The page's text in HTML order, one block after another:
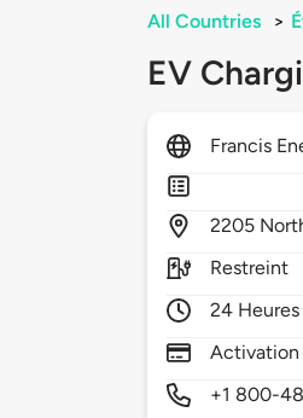
All Countries >
EV
Francis
2205
Restreint
24 Heures
+1 800-